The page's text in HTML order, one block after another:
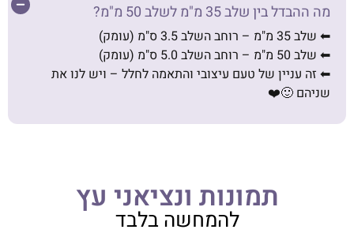
מה ההבדל בין שלב 35 מ"מ לשלב 50 מ"מ?
⬅︎ שלב 35 מ"מ – רוחב השלב 3.5 ס"מ (עומק)
⬅︎ שלב 50 מ"מ – רוחב השלב 5.0 ס"מ (עומק)
⬅︎ זה עניין של טעם עיצובי והתאמה לחלל – ויש לנו את
שניהם 🙂❤️
תמונות ונציאני עץ
להמחשה בלבד